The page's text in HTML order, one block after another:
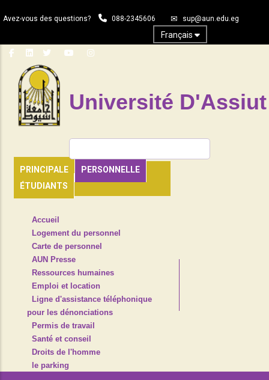
au
principal
Avez-vous des questions? 088-2345606 sup@aun.edu.eg
Français
Université D'Assiut
PRINCIPALE
PERSONNELLE
ÉTUDIANTS
HEADER
NAVIGATION
Accueil
Logement du personnel
Carte de personnel
AUN Presse
Ressources humaines
Emploi et location
Ligne d'assistance téléphonique
pour les dénonciations
Permis de travail
Santé et conseil
Droits de l'homme
le parking